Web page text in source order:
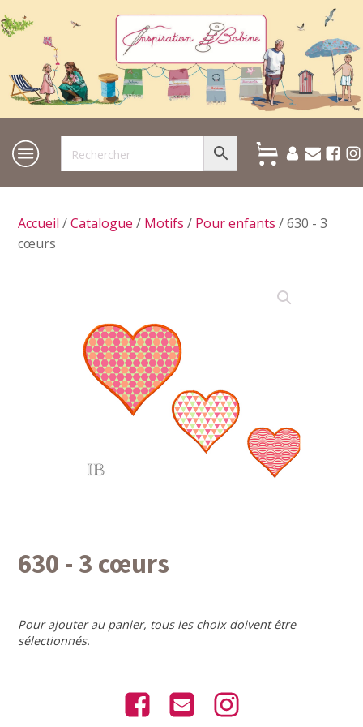
Accueil /Catalogue / Motifs / Pour enfants / 630 - 3
cœurs
630 - 3 cœurs
Pour ajouter au panier, tous les choix doivent être
sélectionnés.